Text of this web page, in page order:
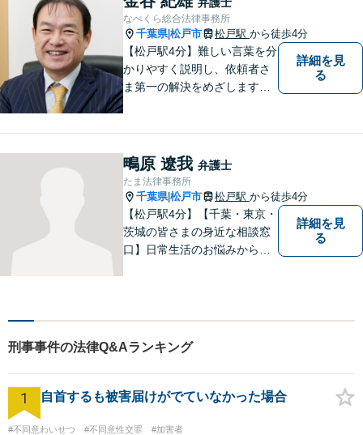
談、事前の予約で土日の面談
にも対応しております。
なべくら総合法律事務所
千葉県|松戸市 松戸駅 から徒歩4分
【松戸駅4分】難しい言葉を分
かりやすく説明し、依頼者さ
ま第一の解決をめざします
応します【離婚・男女問題】
男女ともに相談可。熟年離
婚、財産分与など、お任せく
ださい。
詳細を見
る
鴫原 遼我 弁護士
たま法律事務所
千葉県|松戸市 松戸駅 から徒歩4分
【松戸駅4分】【千葉・東京・
茨城の皆さまの身近な相談窓
口】日常生活のお悩みから複
提案。解決まで弁護士がしっ
かりサポートします！【バリ
アフリー】
詳細を見
る
刑事事件の法律Q&Aランキング
1 自首するも被害届けがでていなかった場合
#不同意わいせつ #不同意性交罪 #加害者